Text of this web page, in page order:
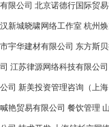
有限公司 北京诺德行国际贸易
汉新城晓啸网络工作室 杭州
市宇华建材有限公司 东方斯
司 江苏律源网络科技有限公司
公司 新美投资管理咨询（上
喊艳贸易有限公司 餐饮管理